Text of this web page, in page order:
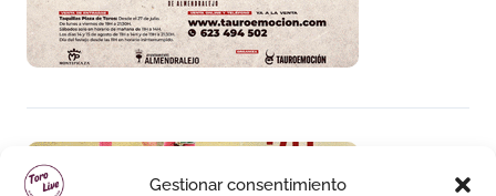
Gestionar consentimiento